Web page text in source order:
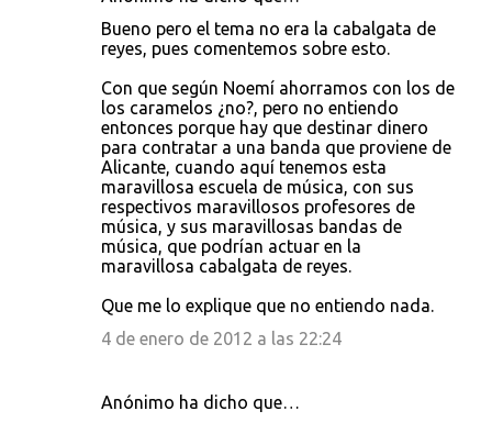
Bueno pero el tema no era la cabalgata de
reyes, pues comentemos sobre esto.
Con que según Noemí ahorramos con los de
los caramelos ¿no?, pero no entiendo
entonces porque hay que destinar dinero
para contratar a una banda que proviene de
Alicante, cuando aquí tenemos esta
maravillosa escuela de música, con sus
respectivos maravillosos profesores de
música, y sus maravillosas bandas de
música, que podrían actuar en la
maravillosa cabalgata de reyes.
Que me lo explique que no entiendo nada.
4 de enero de 2012 a las 22:24
Anónimo ha dicho que…